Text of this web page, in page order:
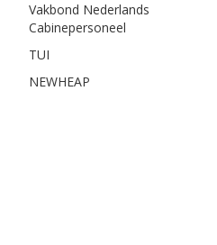
Vakbond Nederlands
Cabinepersoneel
TUI
NEWHEAP